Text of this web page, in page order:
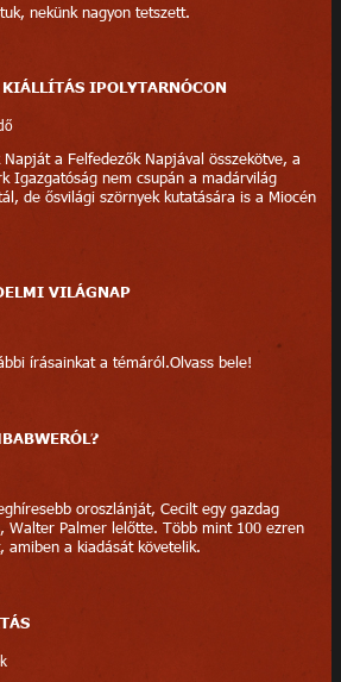
nekünk nagyon tetszett.
KIÁLLÍTÁS IPOLYTARNÓCON
a Felfedezők Napjával összekötve, a
Igazgatóság nem csupán a madárvilág
de ősvilági szörnyek kutatására is a Miocén
VILÁGNAP
írásainkat a témáról.Olvass bele!
oroszlánját, Cecilt egy gazdag
Walter Palmer lelőtte. Több mint 100 ezren
amiben a kiadását követelik.